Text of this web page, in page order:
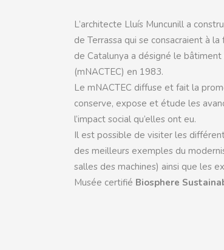
L’architecte Lluís Muncunill a
de Terrassa qui se consacraient à
de Catalunya a désigné le
(mNACTEC) en 1983.
Le mNACTEC diffuse et fait la
conserve, expose et étude les
l’impact social qu’elles ont eu.
Il est possible de visiter les
des meilleurs exemples du
salles des machines) ainsi que les
Musée certifié Biosphere